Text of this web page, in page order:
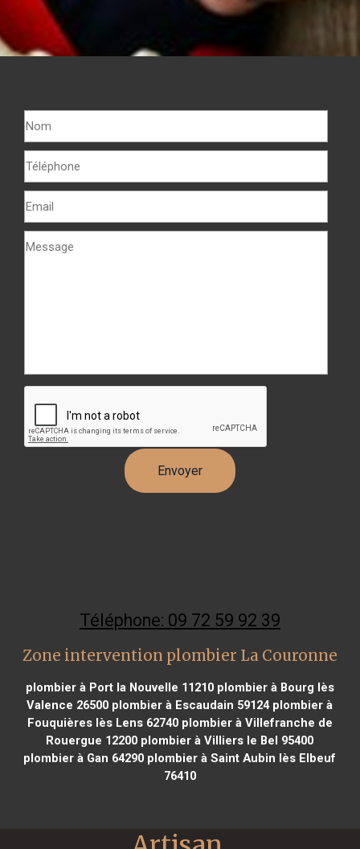
Téléphone: 09 72 59 92 39
Zone intervention plombier La Couronne
plombier à Port la Nouvelle 11210plombier à Bourg lès
Valence 26500 plombier à Escaudain 59124plombier à
Fouquières lès Lens 62740plombier à Villefranche de
Rouergue 12200 plombier à Villiers le Bel 95400
plombier à Gan 64290 plombier à Saint Aubin lès Elbeuf
76410